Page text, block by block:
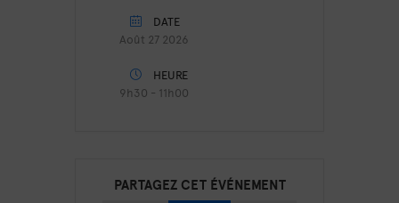
DATE
Août 27 2026
HEURE
9h30 - 11h00
PARTAGEZ CET ÉVÉNEMENT